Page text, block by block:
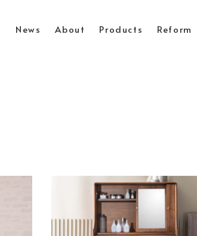
News About Products Reform